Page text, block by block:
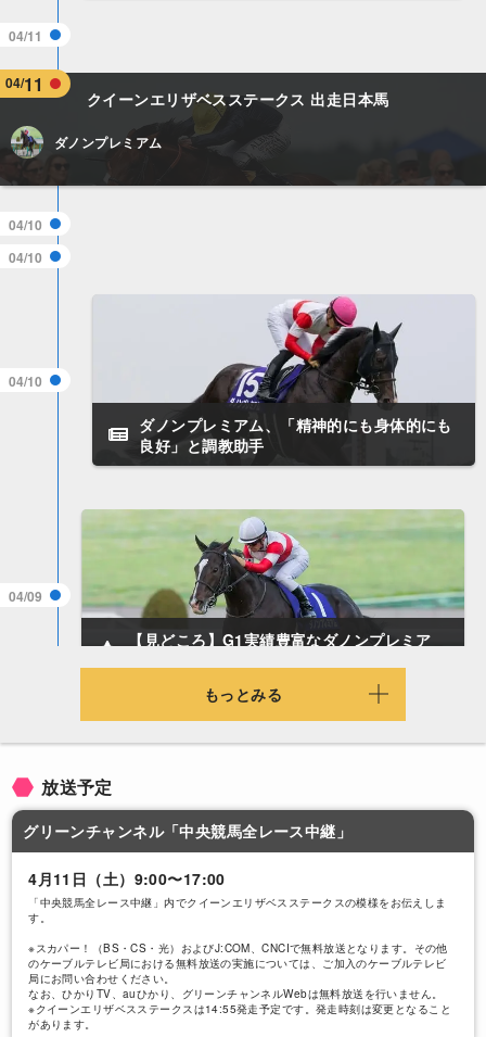
04/11
04/11
クイーンエリザベスステークス 出走日本馬
ダノンプレミアム
04/10
04/10
04/10
ダノンプレミアム、「精神的にも身体的にも
良好」と調教助手
04/09
【見どころ】G1実績豊富なダノンプレミア
04/09
​豪G1挑戦のダノンプレミアム、レーティン
グトップタイ
04/08
もっとみる
放送予定
グリーンチャンネル「中央競馬全レース中継」
4月11日（土）9:00〜17:00
「中央競馬全レース中継」内でクイーンエリザベスステークスの模様をお伝えしま
す。
※スカパー！（BS・CS・光）およびJ:COM、CNCIで無料放送となります。その他
のケーブルテレビ局における無料放送の実施については、ご加入のケーブルテレビ
局にお問い合わせください。
なお、ひかりTV、auひかり、グリーンチャンネルWebは無料放送を行いません。
※クイーンエリザベスステークスは14:55発走予定です。発走時刻は変更となること
があります。